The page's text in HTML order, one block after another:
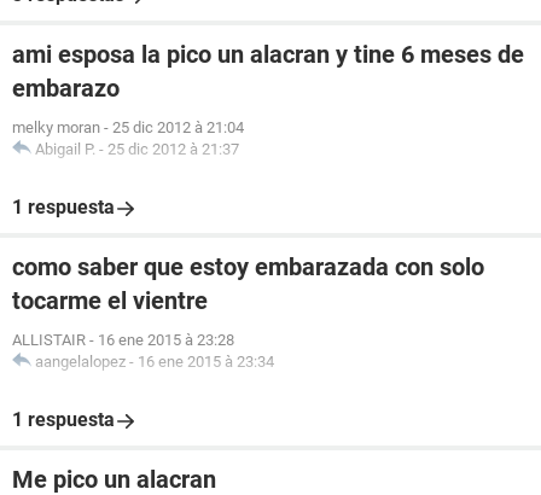
ami esposa la pico un alacran y tine 6 meses de
embarazo
melky moran - 25 dic 2012 à 21:04
Abigail P. - 25 dic 2012 à 21:37
1 respuesta
como saber que estoy embarazada con solo
tocarme el vientre
ALLISTAIR - 16 ene 2015 à 23:28
aangelalopez - 16 ene 2015 à 23:34
1 respuesta
Me pico un alacran